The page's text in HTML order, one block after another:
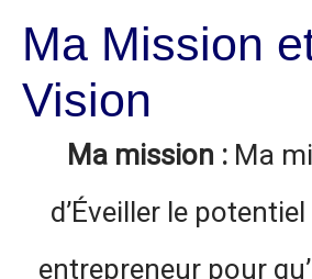
Ma Mission
Vision
Ma mission : Ma
d’Éveiller le
entrepreneur pour